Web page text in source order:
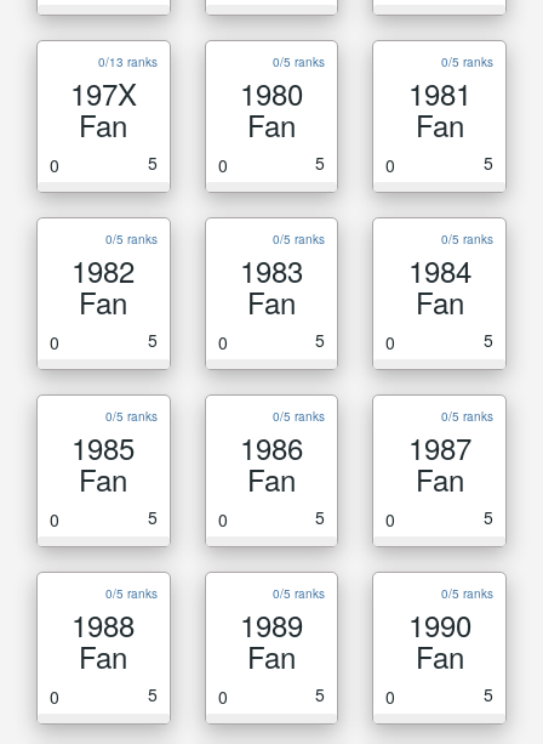
0/13 ranks
197X
Fan
0 5
0/5 ranks
1980
Fan
0 5
0/5 ranks
1981
Fan
0 5
0/5 ranks
1982
Fan
0 5
0/5 ranks
1983
Fan
0 5
0/5 ranks
1984
Fan
0 5
0/5 ranks
1985
Fan
0 5
0/5 ranks
1986
Fan
0 5
0/5 ranks
1987
Fan
0 5
0/5 ranks
1988
Fan
0 5
0/5 ranks
1989
Fan
0 5
0/5 ranks
1990
Fan
0 5